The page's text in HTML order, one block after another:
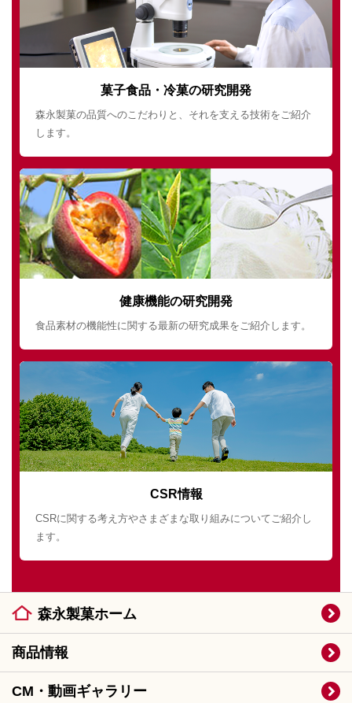
菓子食品・冷菓の研究開発
森永製菓の品質へのこだわりと、それを支える技術をご紹介
します。
健康機能の研究開発
食品素材の機能性に関する最新の研究成果をご紹介します。
CSR情報
CSRに関する考え方やさまざまな取り組みについてご紹介し
ます。
森永製菓ホーム
商品情報
CM・動画ギャラリー